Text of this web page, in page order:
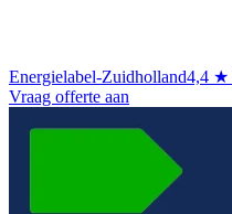
Energielabel-Zuidholland4,4 ★
Vraag offerte aan